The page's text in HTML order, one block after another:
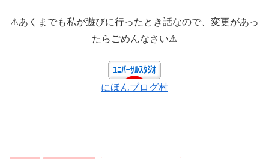
⚠あくまでも私が遊びに行ったとき話なので、変更があっ
たらごめんなさい⚠
にほんブログ村